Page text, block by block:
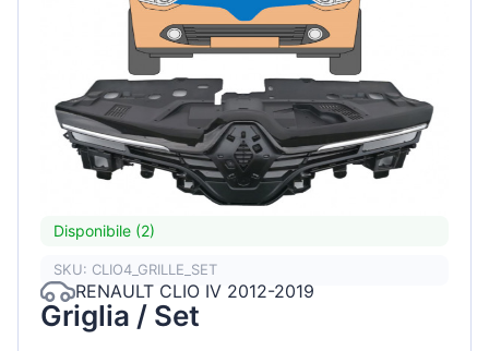
Disponibile (2)
SKU: CLIO4_GRILLE_SET
RENAULT CLIO IV 2012-2019
Griglia / Set